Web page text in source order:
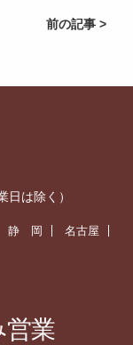
前の記事 >
日は除く）
静 岡
名古屋
営業